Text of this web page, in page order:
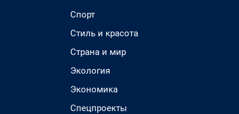
Спорт
Стиль и красота
Страна и мир
Экология
Экономика
Спецпроекты